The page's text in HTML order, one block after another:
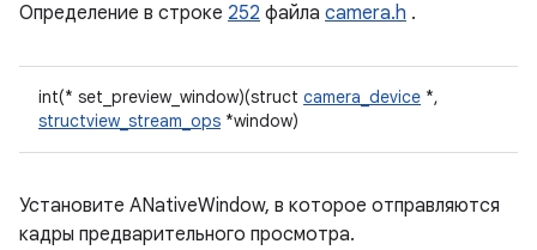
Определение в строке 252 файла camera.h .
int(* set_preview_window)(struct camera_device *,
structview_stream_ops *window)
Установите ANativeWindow, в которое отправляются
кадры предварительного просмотра.